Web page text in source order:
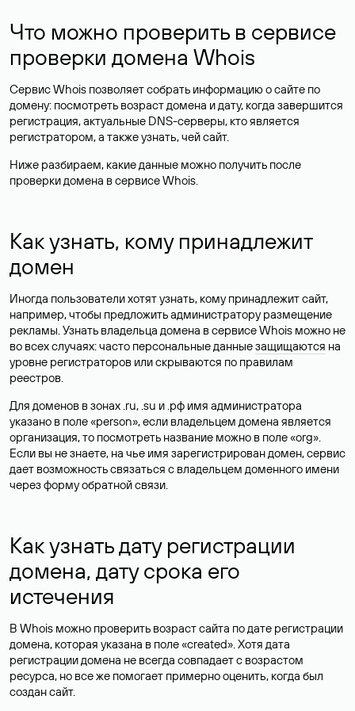
Что можно проверить в сервисе
проверки домена Whois
Сервис Whois позволяет собрать информацию о сайте по
домену: посмотреть возраст домена и дату, когда завершится
регистрация, актуальные DNS-серверы, кто является
регистратором, а также узнать, чей сайт.
Ниже разбираем, какие данные можно получить после
проверки домена в сервисе Whois.
Как узнать, кому принадлежит
домен
Иногда пользователи хотят узнать, кому принадлежит сайт,
например, чтобы предложить администратору размещение
рекламы. Узнать владельца домена в сервисе Whois можно не
во всех случаях: часто персональные данныезащищаются на
уровне регистраторов или скрываются по правилам
реестров.
Для доменов в зонах .ru, .su и .рф имя администратора
указано в поле «person», если владельцем домена является
организация, то посмотреть название можно в поле «org».
Если вы не знаете, на чье имя зарегистрирован домен, сервис
дает возможность связаться с владельцем доменного имени
через форму обратной связи.
Как узнать дату регистрации
домена, дату срока его
истечения
В Whois можно проверить возраст сайта по дате регистрации
домена, которая указана в поле «created». Хотя дата
регистрации домена не всегда совпадает с возрастом
ресурса, но все же помогает примерно оценить, когда был
создан сайт.